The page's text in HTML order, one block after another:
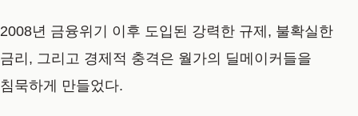
2008년 금융위기 이후 도입된 강력한 규제, 불확실한
금리, 그리고 경제적 충격은 월가의 딜메이커들을
침묵하게 만들었다.